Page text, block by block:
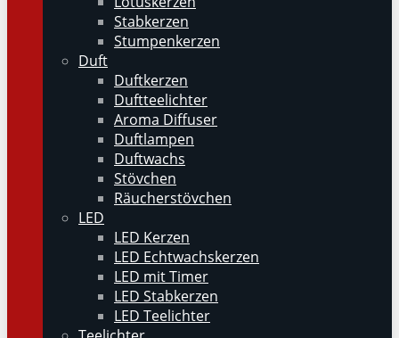
Stabkerzen
Stumpenkerzen
Duft
Duftkerzen
Duftteelichter
Aroma Diffuser
Duftlampen
Duftwachs
Stövchen
Räucherstövchen
LED
LED Kerzen
LED Echtwachskerzen
LED mit Timer
LED Stabkerzen
LED Teelichter